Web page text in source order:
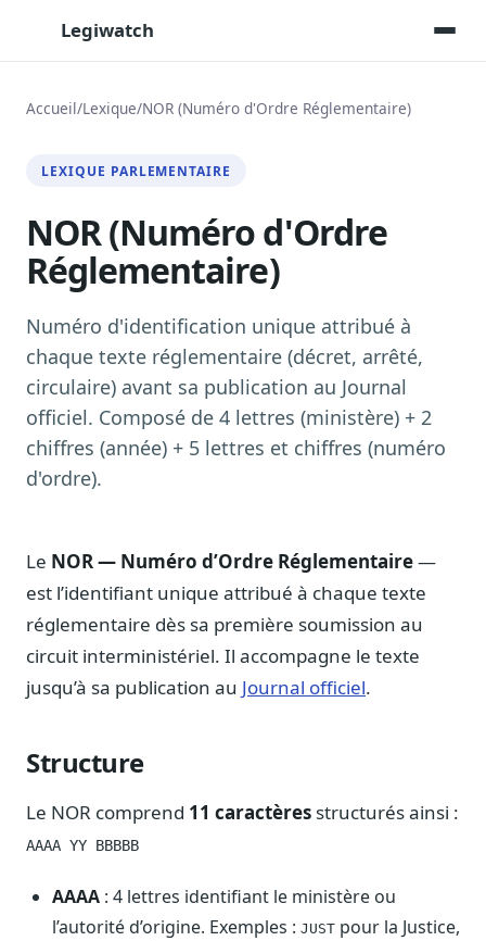
Legiwatch
Posez vos questions, réponses sourcées
Transcriptions IA
Toutes les séances AN/Sénat transcrites
Synthèses IA
Veille des matinales radio
9 interviews politiques, analysées avant 10 h
Alertes personnalisées
Par dossier, personne, mot-clé
Exports & livrables
Notes, briefings, tableaux de bord
Parcours, mandats, prises de position
Registre HATVP
Cartographier l'influence sur un dossier
Cabinets, DRI, consultants en lobbying
Affaires réglementaires
JO, décrets, conseil des ministres, AAI
ONG, syndicats, ordres, associations
Parlementaires
Accueil/Lexique/NOR (Numéro d'Ordre Réglementaire)
LEXIQUE PARLEMENTAIRE
NOR (Numéro d'Ordre
Réglementaire)
Numéro d'identification unique attribué à
chaque texte réglementaire (décret, arrêté,
circulaire) avant sa publication au Journal
officiel. Composé de 4 lettres (ministère) + 2
chiffres (année) + 5 lettres et chiffres (numéro
d'ordre).
Le NOR — Numéro d’Ordre Réglementaire—
est l’identifiant unique attribué à chaque texte
réglementaire dès sa première soumission au
circuit interministériel. Il accompagne le texte
jusqu’à sa publication au Journal officiel.
Structure
Le NOR comprend 11 caractères structurés ainsi :
AAAA YY BBBBB
AAAA : 4 lettres identifiant le ministère ou
l’autorité d’origine. Exemples : JUST pour la Justice,